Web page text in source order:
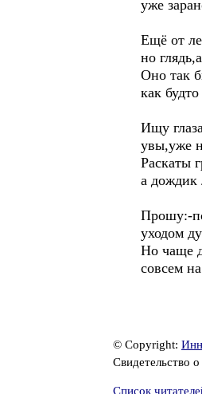
уже
Ещё от
но
Оно так
как
Ищу
увы,уже
Раскаты
а дождик
Прошу:-
уходом
Но чаще
совсем
© Copyright:
Свидетельство
Список